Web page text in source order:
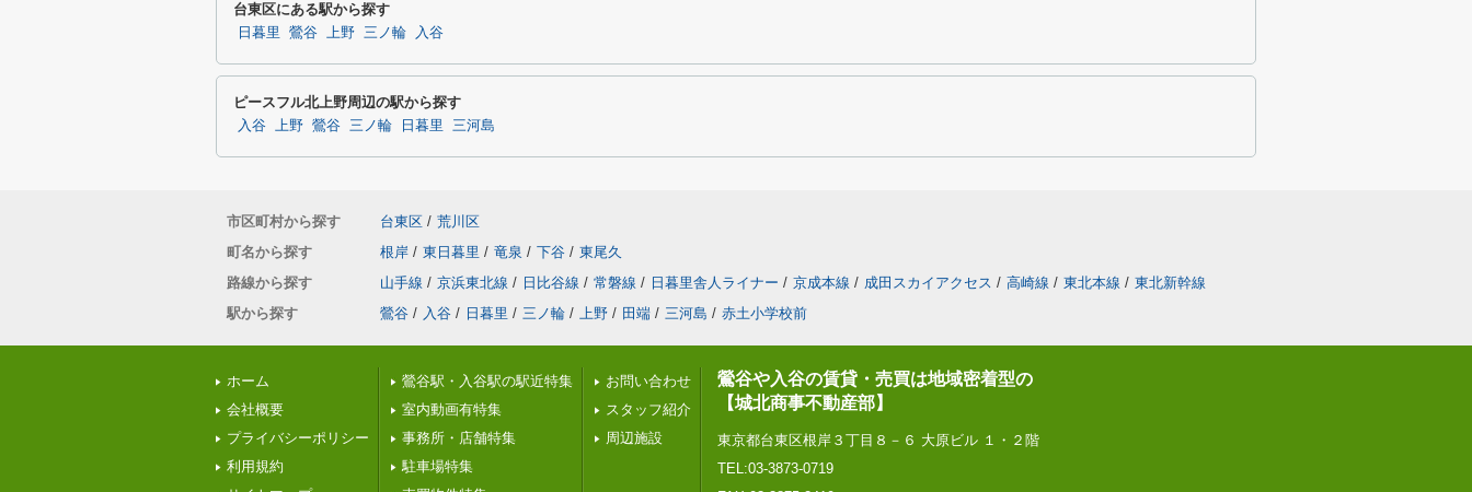
台東区にある駅から探す
日暮里 鶯谷 上野 三ノ輪 入谷
ピースフル北上野周辺の駅から探す
入谷 上野 鶯谷 三ノ輪 日暮里 三河島
市区町村から探す 台東区 / 荒川区
町名から探す
根岸 / 東日暮里 / 竜泉 / 下谷 / 東尾久
路線から探す
山手線 / 京浜東北線 / 日比谷線 / 常磐線 / 日暮里舎人ライナー / 京成本線 / 成田スカイアクセス / 高崎線 / 東北本線 / 東北新幹線
駅から探す
鶯谷 / 入谷 / 日暮里 / 三ノ輪 / 上野 / 田端 / 三河島 / 赤土小学校前
ホーム
会社概要
プライバシーポリシー
利用規約
鶯谷駅・入谷駅の駅近特集
室内動画有特集
事務所・店舗特集
駐車場特集
お問い合わせ
スタッフ紹介
周辺施設
鶯谷や入谷の賃貸・売買は地域密着型の
【城北商事不動産部】
東京都台東区根岸３丁目８－６ 大原ビル １・２階
TEL:03-3873-0719